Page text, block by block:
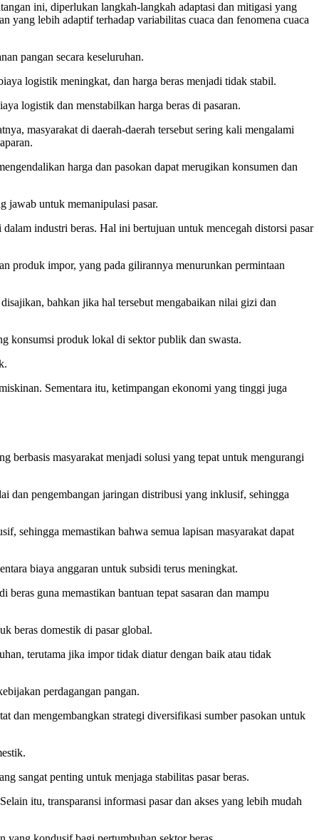
ini, diperlukan langkah-langkah adaptasi dan mitigasi yang
yang lebih adaptif terhadap variabilitas cuaca dan fenomena cuaca
pangan secara keseluruhan.
logistik meningkat, dan harga beras menjadi tidak stabil.
logistik dan menstabilkan harga beras di pasaran.
masyarakat di daerah-daerah tersebut sering kali mengalami
harga dan pasokan dapat merugikan konsumen dan
jawab untuk memanipulasi pasar.
industri beras. Hal ini bertujuan untuk mencegah distorsi pasar
produk impor, yang pada gilirannya menurunkan permintaan
bahkan jika hal tersebut mengabaikan nilai gizi dan
konsumsi produk lokal di sektor publik dan swasta.
Sementara itu, ketimpangan ekonomi yang tinggi juga
berbasis masyarakat menjadi solusi yang tepat untuk mengurangi
dan pengembangan jaringan distribusi yang inklusif, sehingga
sehingga memastikan bahwa semua lapisan masyarakat dapat
biaya anggaran untuk subsidi terus meningkat.
guna memastikan bantuan tepat sasaran dan mampu
beras domestik di pasar global.
terutama jika impor tidak diatur dengan baik atau tidak
perdagangan pangan.
dan mengembangkan strategi diversifikasi sumber pasokan untuk
sangat penting untuk menjaga stabilitas pasar beras.
itu, transparansi informasi pasar dan akses yang lebih mudah